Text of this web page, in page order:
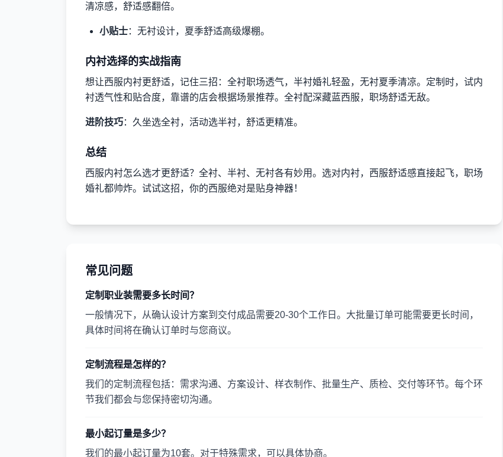
清凉感，舒适感翻倍。
小贴士：无衬设计，夏季舒适高级爆棚。
内衬选择的实战指南
想让西服内衬更舒适，记住三招：全衬职场透气，半衬婚礼轻盈，无衬夏季清凉。定制时，试内
衬透气性和贴合度，靠谱的店会根据场景推荐。全衬配深藏蓝西服，职场舒适无敌。
进阶技巧：久坐选全衬，活动选半衬，舒适更精准。
总结
西服内衬怎么选才更舒适？全衬、半衬、无衬各有妙用。选对内衬，西服舒适感直接起飞，职场
婚礼都帅炸。试试这招，你的西服绝对是贴身神器！
常见问题
定制职业装需要多长时间？
一般情况下，从确认设计方案到交付成品需要20-30个工作日。大批量订单可能需要更长时间，
具体时间将在确认订单时与您商议。
定制流程是怎样的？
我们的定制流程包括：需求沟通、方案设计、样衣制作、批量生产、质检、交付等环节。每个环
节我们都会与您保持密切沟通。
最小起订量是多少？
我们的最小起订量为10套。对于特殊需求，可以具体协商。